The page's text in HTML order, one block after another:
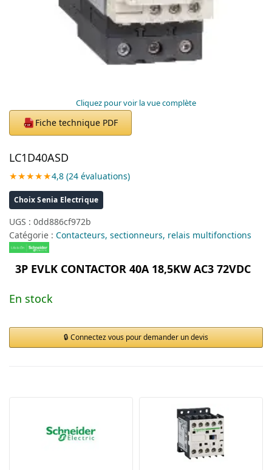
Cliquez pour voir la vue complète
PDF Fiche technique PDF
LC1D40ASD
★★★★★4,8 (24 évaluations)
Choix Senia Electrique
UGS : 0dd886cf972b
Catégorie : Contacteurs, sectionneurs, relais multifonctions
3P EVLK CONTACTOR 40A 18,5KW AC3 72VDC
En stock
Connectez vous pour demander un devis